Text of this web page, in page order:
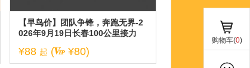
【早鸟价】团队争锋，奔跑无界-2
026年9月19日长春100公里接力
¥88 起 ( ¥80)
购物车(0)